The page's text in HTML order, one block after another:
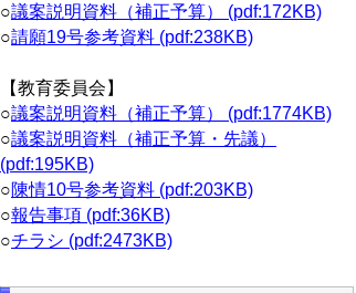
○議案説明資料（補正予算） (pdf:172KB)
○請願19号参考資料 (pdf:238KB)
【教育委員会】
○議案説明資料（補正予算） (pdf:1774KB)
○議案説明資料（補正予算・先議）
(pdf:195KB)
○陳情10号参考資料 (pdf:203KB)
○報告事項 (pdf:36KB)
○チラシ (pdf:2473KB)